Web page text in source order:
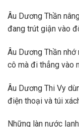
Âu Dương Thần
đang trút giận vào
Âu Dương Thần
cô mà đi thẳng vào
Âu Dương Thi Vy
điện thoại và túi
Những làn nước